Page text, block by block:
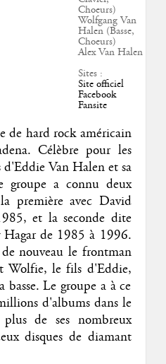
Choeurs)
Wolfgang Van
Halen (Basse,
Choeurs)
Alex Van Halen
Sites :
Site officiel
Facebook
Fansite
de hard rock américain
Célèbre pour les
d'Eddie Van Halen et sa
groupe a connu deux
première avec David
et la seconde dite
Hagar de 1985 à 1996.
nouveau le frontman
Wolfie, le fils d'Eddie,
Le groupe a à ce
d'albums dans le
de ses nombreux
disques de diamant